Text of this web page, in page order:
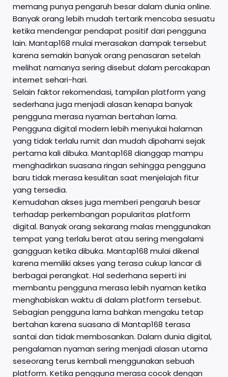
memang punya pengaruh besar dalam dunia online.
Banyak orang lebih mudah tertarik mencoba sesuatu
ketika mendengar pendapat positif dari pengguna
lain. Mantap168 mulai merasakan dampak tersebut
karena semakin banyak orang penasaran setelah
melihat namanya sering disebut dalam percakapan
internet sehari-hari.
Selain faktor rekomendasi, tampilan platform yang
sederhana juga menjadi alasan kenapa banyak
pengguna merasa nyaman bertahan lama.
Pengguna digital modern lebih menyukai halaman
yang tidak terlalu rumit dan mudah dipahami sejak
pertama kali dibuka. Mantap168 dianggap mampu
menghadirkan suasana ringan sehingga pengguna
baru tidak merasa kesulitan saat menjelajah fitur
yang tersedia.
Kemudahan akses juga memberi pengaruh besar
terhadap perkembangan popularitas platform
digital. Banyak orang sekarang malas menggunakan
tempat yang terlalu berat atau sering mengalami
gangguan ketika dibuka. Mantap168 mulai dikenal
karena memiliki akses yang terasa cukup lancar di
berbagai perangkat. Hal sederhana seperti ini
membantu pengguna merasa lebih nyaman ketika
menghabiskan waktu di dalam platform tersebut.
Sebagian pengguna lama bahkan mengaku tetap
bertahan karena suasana di Mantap168 terasa
santai dan tidak membosankan. Dalam dunia digital,
pengalaman nyaman sering menjadi alasan utama
seseorang terus kembali menggunakan sebuah
platform. Ketika pengguna merasa cocok dengan